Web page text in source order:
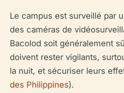
Le campus est surveillé par
des caméras de
Bacolod soit généralement
doivent rester vigilants,
la nuit, et sécuriser leurs
des Philippines).